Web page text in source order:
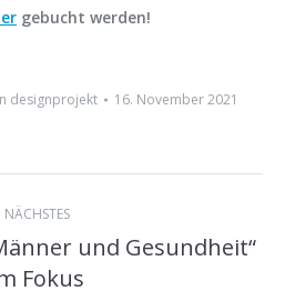
gebucht werden!
designprojekt 16. November 2021
NÄCHSTES
Nächster
Beitrag:
und Gesundheit“
Fokus